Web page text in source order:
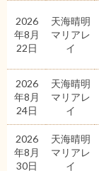
2026
年8月
22日
天海晴明
マリアレ
イ
2026
年8月
24日
天海晴明
マリアレ
イ
2026
年8月
30日
天海晴明
マリアレ
イ